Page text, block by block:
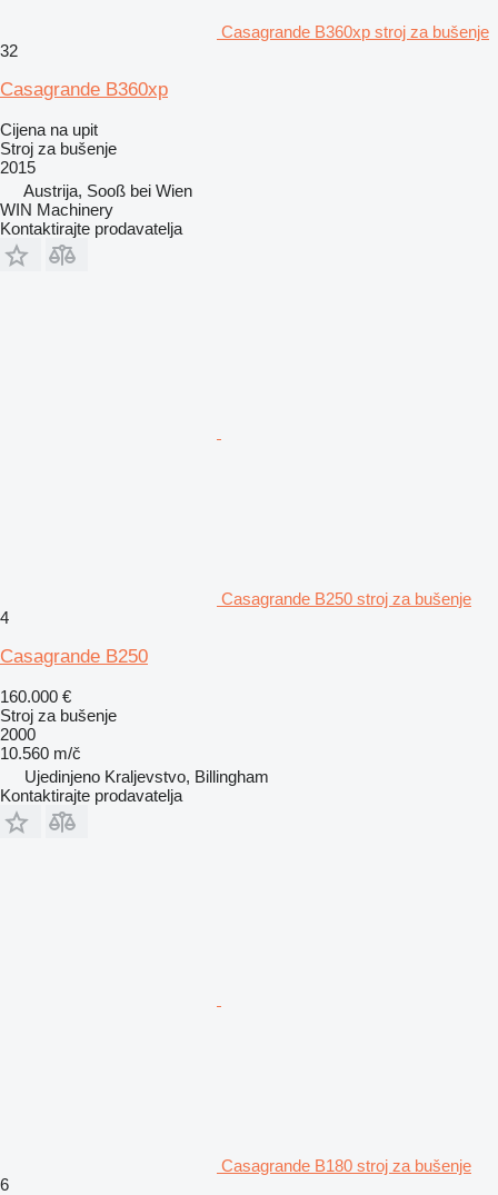
Casagrande B360xp stroj za bušenje
32
Casagrande B360xp
Cijena na upit
Stroj za bušenje
2015
Austrija, Sooß bei Wien
WIN Machinery
Kontaktirajte prodavatelja
Casagrande B250 stroj za bušenje
4
Casagrande B250
160.000 €
Stroj za bušenje
2000
10.560 m/č
Ujedinjeno Kraljevstvo, Billingham
Kontaktirajte prodavatelja
Casagrande B180 stroj za bušenje
6